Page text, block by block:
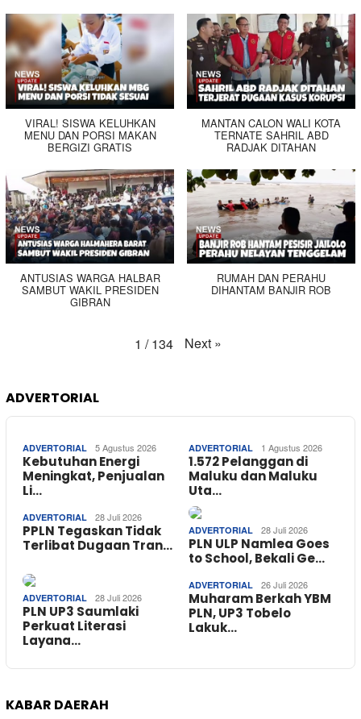
VIRAL! SISWA KELUHKAN
MENU DAN PORSI MAKAN
BERGIZI GRATIS
MANTAN CALON WALI KOTA
TERNATE SAHRIL ABD
RADJAK DITAHAN
ANTUSIAS WARGA HALBAR
SAMBUT WAKIL PRESIDEN
GIBRAN
RUMAH DAN PERAHU
DIHANTAM BANJIR ROB
1 / 134 Next »
ADVERTORIAL
ADVERTORIAL 5 Agustus 2026
Kebutuhan Energi
Meningkat, Penjualan
Li…
ADVERTORIAL 1 Agustus 2026
1.572 Pelanggan di
Maluku dan Maluku
Uta…
ADVERTORIAL 28 Juli 2026
PPLN Tegaskan Tidak
Terlibat Dugaan Tran…
ADVERTORIAL 28 Juli 2026
PLN ULP Namlea Goes
to School, Bekali Ge…
ADVERTORIAL 28 Juli 2026
PLN UP3 Saumlaki
Perkuat Literasi
Layana…
ADVERTORIAL 26 Juli 2026
Muharam Berkah YBM
PLN, UP3 Tobelo
Lakuk…
KABAR DAERAH